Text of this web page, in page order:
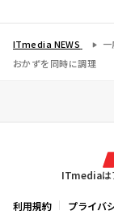
ITmedia NEWS
おかずを同時に調理
ITmediaは
利用規約 プライバ